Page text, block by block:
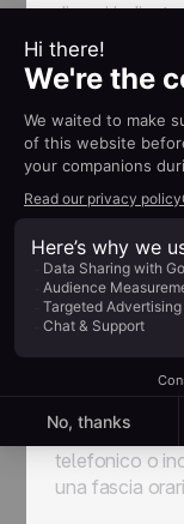
diversi
corregge
Fase
e
giuste
Il primo
fare una
di fiducia e
migliore delle
telefonico o
una fascia